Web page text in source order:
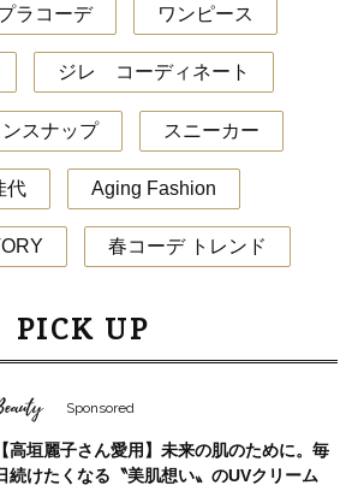
ラコーデ ワンピース
ジレ コーディネート
スナップ スニーカー
代 Aging Fashion
春コーデ トレンド
PICK UP
Sponsored
【高垣麗子さん愛用】未来の肌のために。毎
続けたくなる〝美肌想い〟のUVクリーム